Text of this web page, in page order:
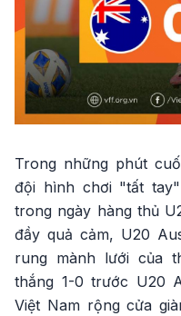
Trong những phút
đội hình chơi "tất
trong ngày hàng thủ
đầy quả cảm, U20
rung mành lưới của
thắng 1-0 trước U20
Việt Nam rộng cửa